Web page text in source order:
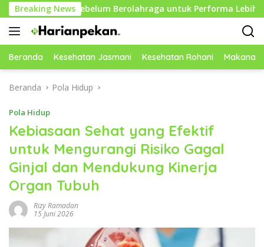
Langsung
ke
konten
Breaking News
Sebelum Berolahraga untuk Performa Lebih Optimal
Beranda Kesehatan Jasmani Kesehatan Rohani Makanan
Beranda Pola Hidup
Pola Hidup
Kebiasaan Sehat yang Efektif
untuk Mengurangi Risiko Gagal
Ginjal dan Mendukung Kinerja
Organ Tubuh
Rizy Ramadan
15 Juni 2026